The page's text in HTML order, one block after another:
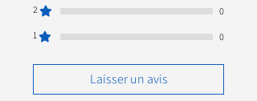
2
0
1
0
Laisser un avis